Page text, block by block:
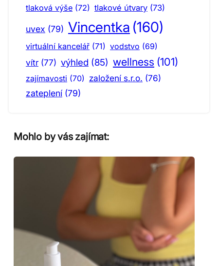
tlaková výše (72) tlakové útvary (73)
uvex (79) Vincentka (160)
virtuální kancelář (71) vodstvo (69)
vítr (77) výhled (85) wellness (101)
zajímavosti (70) založení s.r.o. (76)
zateplení (79)
Mohlo by vás zajímat: